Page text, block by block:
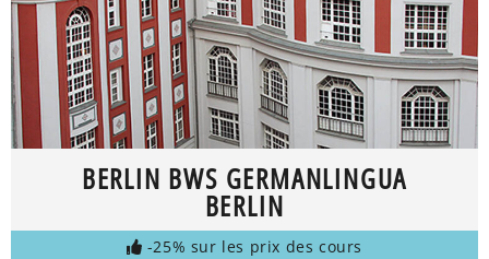
BERLIN BWS GERMANLINGUA
BERLIN
-25% sur les prix des cours